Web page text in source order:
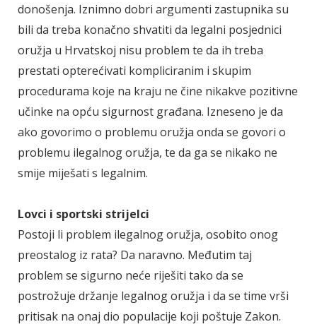
donošenja. Iznimno dobri argumenti zastupnika su
bili da treba konačno shvatiti da legalni posjednici
oružja u Hrvatskoj nisu problem te da ih treba
prestati opterećivati kompliciranim i skupim
procedurama koje na kraju ne čine nikakve pozitivne
učinke na opću sigurnost građana. Izneseno je da
ako govorimo o problemu oružja onda se govori o
problemu ilegalnog oružja, te da ga se nikako ne
smije miješati s legalnim.
Lovci i sportski strijelci
Postoji li problem ilegalnog oružja, osobito onog
preostalog iz rata? Da naravno. Međutim taj
problem se sigurno neće riješiti tako da se
postrožuje držanje legalnog oružja i da se time vrši
pritisak na onaj dio populacije koji poštuje Zakon.